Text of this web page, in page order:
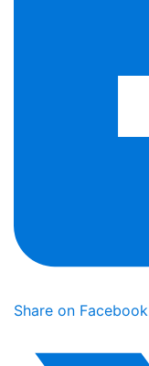
Share on Facebook